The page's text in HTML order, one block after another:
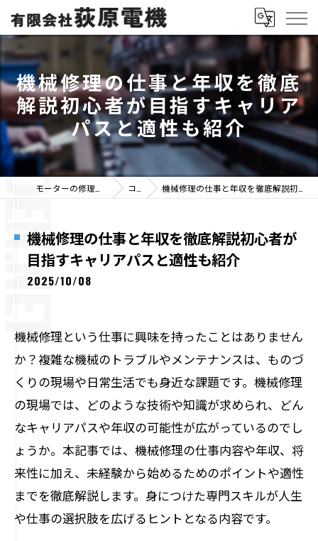
機械修理の仕事と年収を徹底
解説初心者が目指すキャリア
パスと適性も紹介
コラム 機械修理の仕事と年収を徹底解説初心者が目指すキャリアパスと適性も紹介
機械修理の仕事と年収を徹底解説初心者が
目指すキャリアパスと適性も紹介
2025/10/08
機械修理という仕事に興味を持ったことはありません
か？複雑な機械のトラブルやメンテナンスは、ものづ
くりの現場や日常生活でも身近な課題です。機械修理
の現場では、どのような技術や知識が求められ、どん
なキャリアパスや年収の可能性が広がっているのでし
ょうか。本記事では、機械修理の仕事内容や年収、将
来性に加え、未経験から始めるためのポイントや適性
までを徹底解説します。身につけた専門スキルが人生
や仕事の選択肢を広げるヒントとなる内容です。